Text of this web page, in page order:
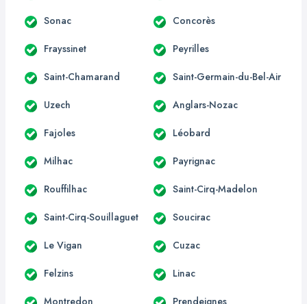
Sonac Concorès
Frayssinet Peyrilles
Saint-Chamarand Saint-Germain-du-Bel-Air
Uzech Anglars-Nozac
Fajoles Léobard
Milhac Payrignac
Rouffilhac Saint-Cirq-Madelon
Saint-Cirq-Souillaguet Soucirac
Le Vigan Cuzac
Felzins Linac
Montredon Prendeignes